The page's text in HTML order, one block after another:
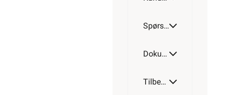
Spørsmål og svar
Dokumentasjon
Tilbehør